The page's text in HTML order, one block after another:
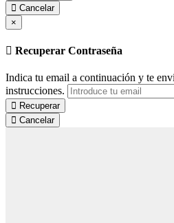
Cancelar
×
Recuperar Contraseña
Indica tu email a continuación y te
instrucciones.
Recuperar
Cancelar